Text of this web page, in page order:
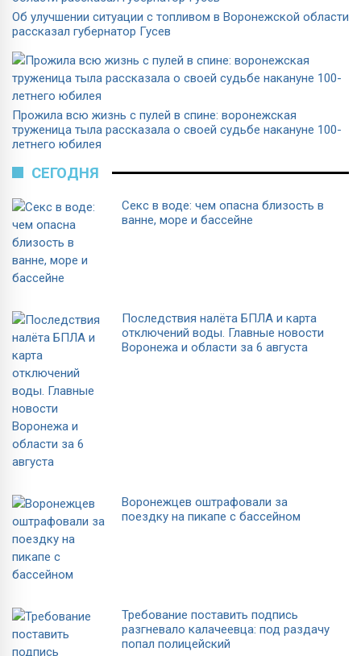
Об улучшении ситуации с топливом в Воронежской области
рассказал губернатор Гусев
Прожила всю жизнь с пулей в спине: воронежская
труженица тыла рассказала о своей судьбе накануне 100-
летнего юбилея
СЕГОДНЯ
Секс в воде: чем опасна близость в
ванне, море и бассейне
Последствия налёта БПЛА и карта
отключений воды. Главные новости
Воронежа и области за 6 августа
Воронежцев оштрафовали за
поездку на пикапе с бассейном
Требование поставить подпись
разгневало калачеевца: под раздачу
попал полицейский